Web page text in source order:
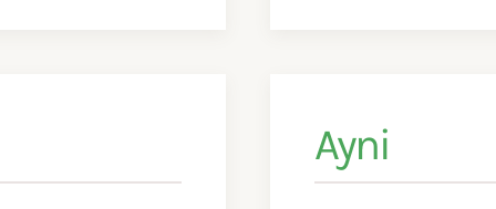
Ayni